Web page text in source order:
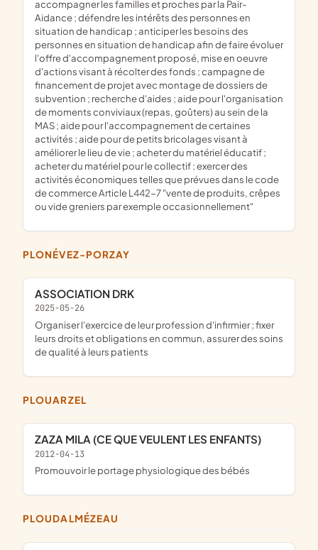
accompagner les familles et proches par la Pair-
Aidance ; défendre les intérêts des personnes en
situation de handicap ; anticiper les besoins des
personnes en situation de handicap afin de faire évoluer
l'offre d'accompagnement proposé, mise en oeuvre
d'actions visant à récolter des fonds ; campagne de
financement de projet avec montage de dossiers de
subvention ; recherche d'aides ; aide pour l'organisation
de moments conviviaux (repas, goûters) au sein de la
MAS ; aide pour l'accompagnement de certaines
activités ; aide pour de petits bricolages visant à
améliorer le lieu de vie ; acheter du matériel éducatif ;
acheter du matériel pour le collectif ; exercer des
activités économiques telles que prévues dans le code
de commerce Article L442-7 "vente de produits, crêpes
ou vide greniers par exemple occasionnellement"
PLONÉVEZ-PORZAY
ASSOCIATION DRK
2025-05-26
organiser l'exercice de leur profession d'infirmier ; fixer
leurs droits et obligations en commun, assurer des soins
de qualité à leurs patients
PLOUARZEL
ZAZA MILA (CE QUE VEULENT LES ENFANTS)
2012-04-13
promouvoir le portage physiologique des bébés
PLOUDALMÉZEAU